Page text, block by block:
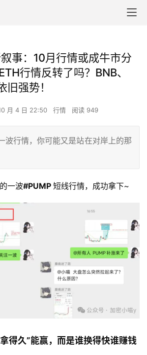
事：10月行情或成牛市分
行情反转了吗？BNB、
旧强势！
月 4 日 22:50 行情 阅读 949
波行情，你可能又是站在对岸上的那
一波#PUMP 短线行情，成功拿下~
得久”能赢，而是谁换得快谁赚钱